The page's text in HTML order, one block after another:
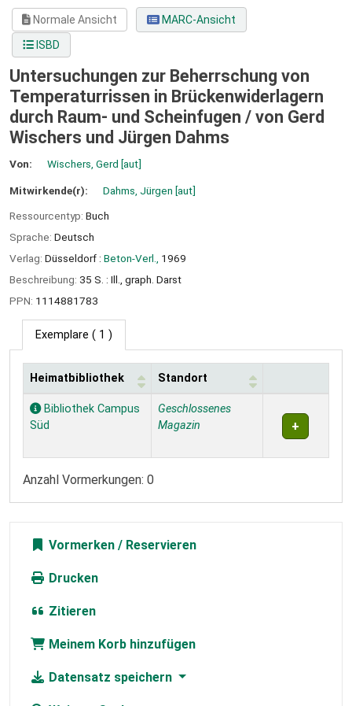
Normale Ansicht
MARC-Ansicht
ISBD
Untersuchungen zur Beherrschung von
Temperaturrissen in Brückenwiderlagern
durch Raum- und Scheinfugen / von Gerd
Wischers und Jürgen Dahms
Von: Wischers, Gerd [aut]
Mitwirkende(r): Dahms, Jürgen [aut]
Ressourcentyp: Buch
Sprache: Deutsch
Verlag: Düsseldorf : Beton-Verl.,
1969
Beschreibung: 35 S. : Ill., graph. Darst
PPN: 1114881783
Exemplare ( 1 )
Exemplare
Heimatbibliothek Standort
Bibliothek Campus
Süd
Geschlossenes
Magazin
Anzahl Vormerkungen: 0
Vormerken
Drucken
Zitieren
Meinem Korb hinzufügen
Datensatz speichern